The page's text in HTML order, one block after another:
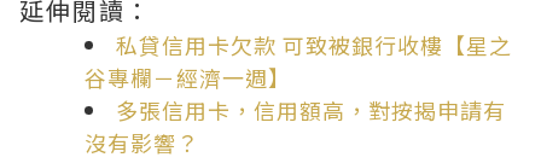
延伸閱讀：
私貸信用卡欠款 可致被銀行收樓【星之
谷專欄－經濟一週】
多張信用卡，信用額高，對按揭申請有
沒有影響？